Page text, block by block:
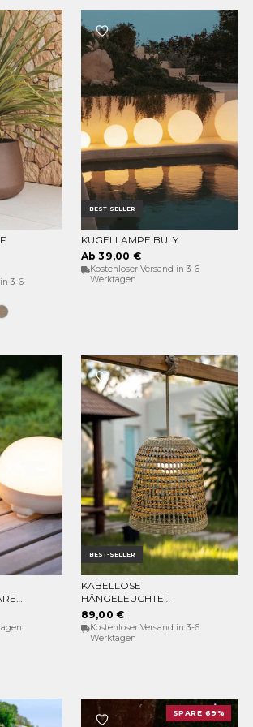
3-6
BEST-SELLER
OPTIONEN WÄHLEN
KUGELLAMPE BULY
Ab 39,00 €
Kostenloser Versand in 3-6
Werktagen
BEST-SELLER
IN DEN WARENKORB
KABELLOSE
HÄNGELEUCHTE
POSITANO
89,00 €
Kostenloser Versand in 3-6
Werktagen
SPARE 69%